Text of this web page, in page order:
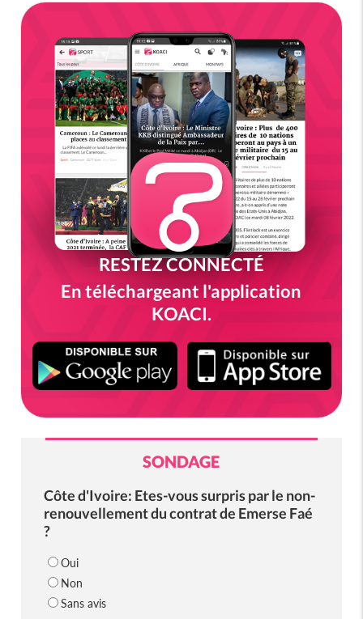
RESTEZ CONNECTÉ
En téléchargeant l'application
KOACI.
SONDAGE
Côte d'Ivoire: Etes-vous surpris par le non-
renouvellement du contrat de Emerse Faé
?
Oui
Non
Sans avis